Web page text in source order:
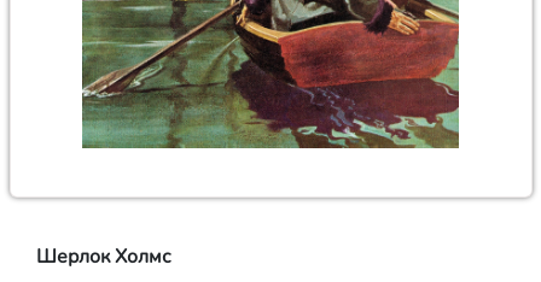
Шерлок Холмс